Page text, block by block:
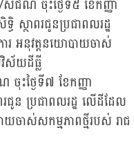
ណ ចុះថ្ងៃទី៥ ខែកញ្ញា
ស្ថាពរជូនប្រជាពលរដ្ឋ
ារ អនុវត្តនយោបាយចាស់
វិស័យដីធ្លី
ថ្ងៃទី៧ ខែកញ្ញា
ជូន ប្រជាពលរដ្ឋ លើដីដែល
យចាស់សកម្មភាពថ្មីរបស់ រាជ